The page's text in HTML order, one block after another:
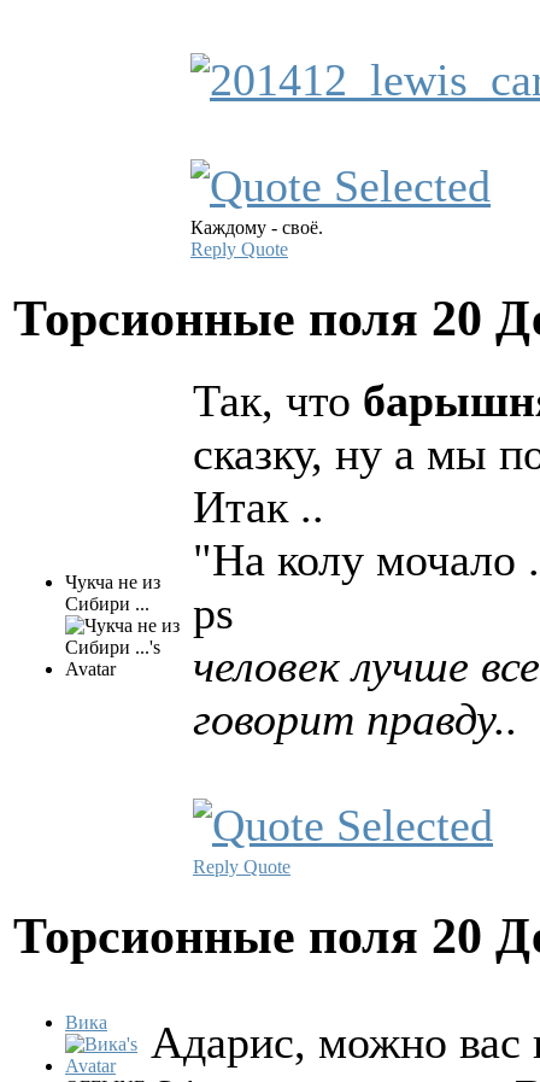
Каждому - своё.
Reply Quote
Торсионные поля 20
Чукча не из
Сибири ...
Так, что
сказку, ну а мы
Итак ..
"На колу мочало
ps
человек лучше
говорит правду..
Reply Quote
Торсионные поля 20
Вика
Адарис, можно вас